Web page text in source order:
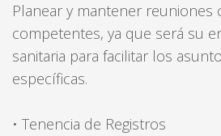
Planear y mantener reuniones
competentes, ya que será su
sanitaria para facilitar los
específicas.
• Tenencia de Registros